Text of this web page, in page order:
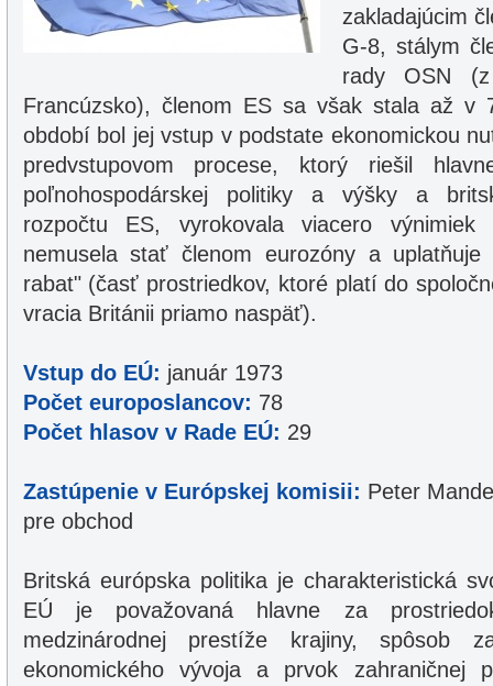
zakladajúcim
G-8, stálym
rady OSN
Francúzsko), členom ES sa však stala až v
období bol jej vstup v podstate ekonomickou
predvstupovom procese, ktorý riešil
poľnohospodárskej politiky a výšky a
rozpočtu ES, vyrokovala viacero
nemusela stať členom eurozóny a
rabat" (časť prostriedkov, ktoré platí do
vracia Británii priamo naspäť).
Vstup do EÚ: január 1973
Počet europoslancov: 78
Počet hlasov v Rade EÚ: 29
Zastúpenie v Európskej komisii: Peter
pre obchod
Britská európska politika je charakteristická
EÚ je považovaná hlavne za
medzinárodnej prestíže krajiny, spôsob
ekonomického vývoja a prvok zahraničnej